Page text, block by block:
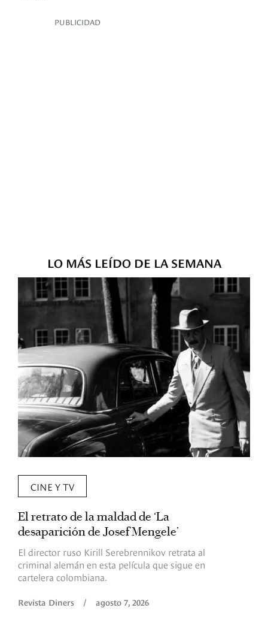
PUBLICIDAD
LO MÁS LEÍDO DE LA SEMANA
CINE Y TV
El retrato de la maldad de ‘La
desaparición de Josef Mengele’
El director ruso Kirill Serebrennikov retrata al
criminal alemán en esta película que sigue en
cartelera colombiana.
Revista Diners / agosto 7, 2026